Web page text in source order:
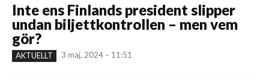
Inte ens Finlands president slipper
undan biljettkontrollen – men vem
gör?
AKTUELLT 3 maj, 2024 – 11:51